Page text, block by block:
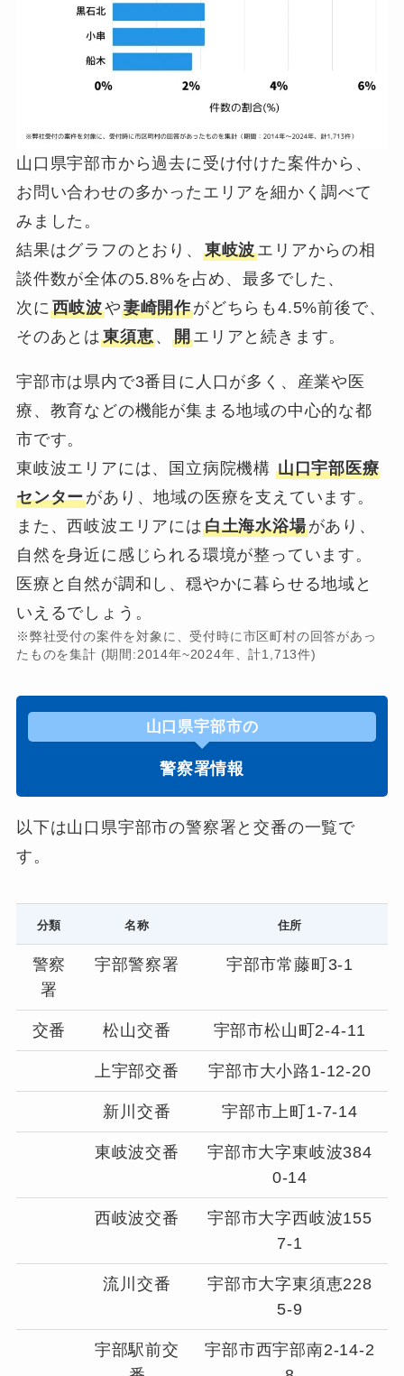
山口県宇部市から過去に受け付けた案件から、
お問い合わせの多かったエリアを細かく調べて
みました。
結果はグラフのとおり、 東岐波エリアからの相
談件数が全体の5.8%を占め、最多でした、
次に西岐波や妻崎開作がどちらも4.5%前後で、
そのあとは東須恵、開エリアと続きます。
宇部市は県内で3番目に人口が多く、産業や医
療、教育などの機能が集まる地域の中心的な都
市です。
東岐波エリアには、国立病院機構 山口宇部医療
センターがあり、地域の医療を支えています。
また、西岐波エリアには白土海水浴場があり、
自然を身近に感じられる環境が整っています。
医療と自然が調和し、穏やかに暮らせる地域と
いえるでしょう。
※弊社受付の案件を対象に、受付時に市区町村の回答があっ
たものを集計 (期間:2014年~2024年、計1,713件)
山口県宇部市の
警察署情報
以下は山口県宇部市の警察署と交番の一覧で
す。
分類 名称 住所
警察
署
宇部警察署 宇部市常藤町3-1
交番 松山交番 宇部市松山町2-4-11
上宇部交番 宇部市大小路1-12-20
新川交番 宇部市上町1-7-14
東岐波交番
宇部市大字東岐波384
0-14
西岐波交番
宇部市大字西岐波155
7-1
流川交番
宇部市大字東須恵228
5-9
宇部駅前交
宇部市西宇部南2-14-2